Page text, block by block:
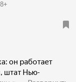
+
он работает
штат Нью-